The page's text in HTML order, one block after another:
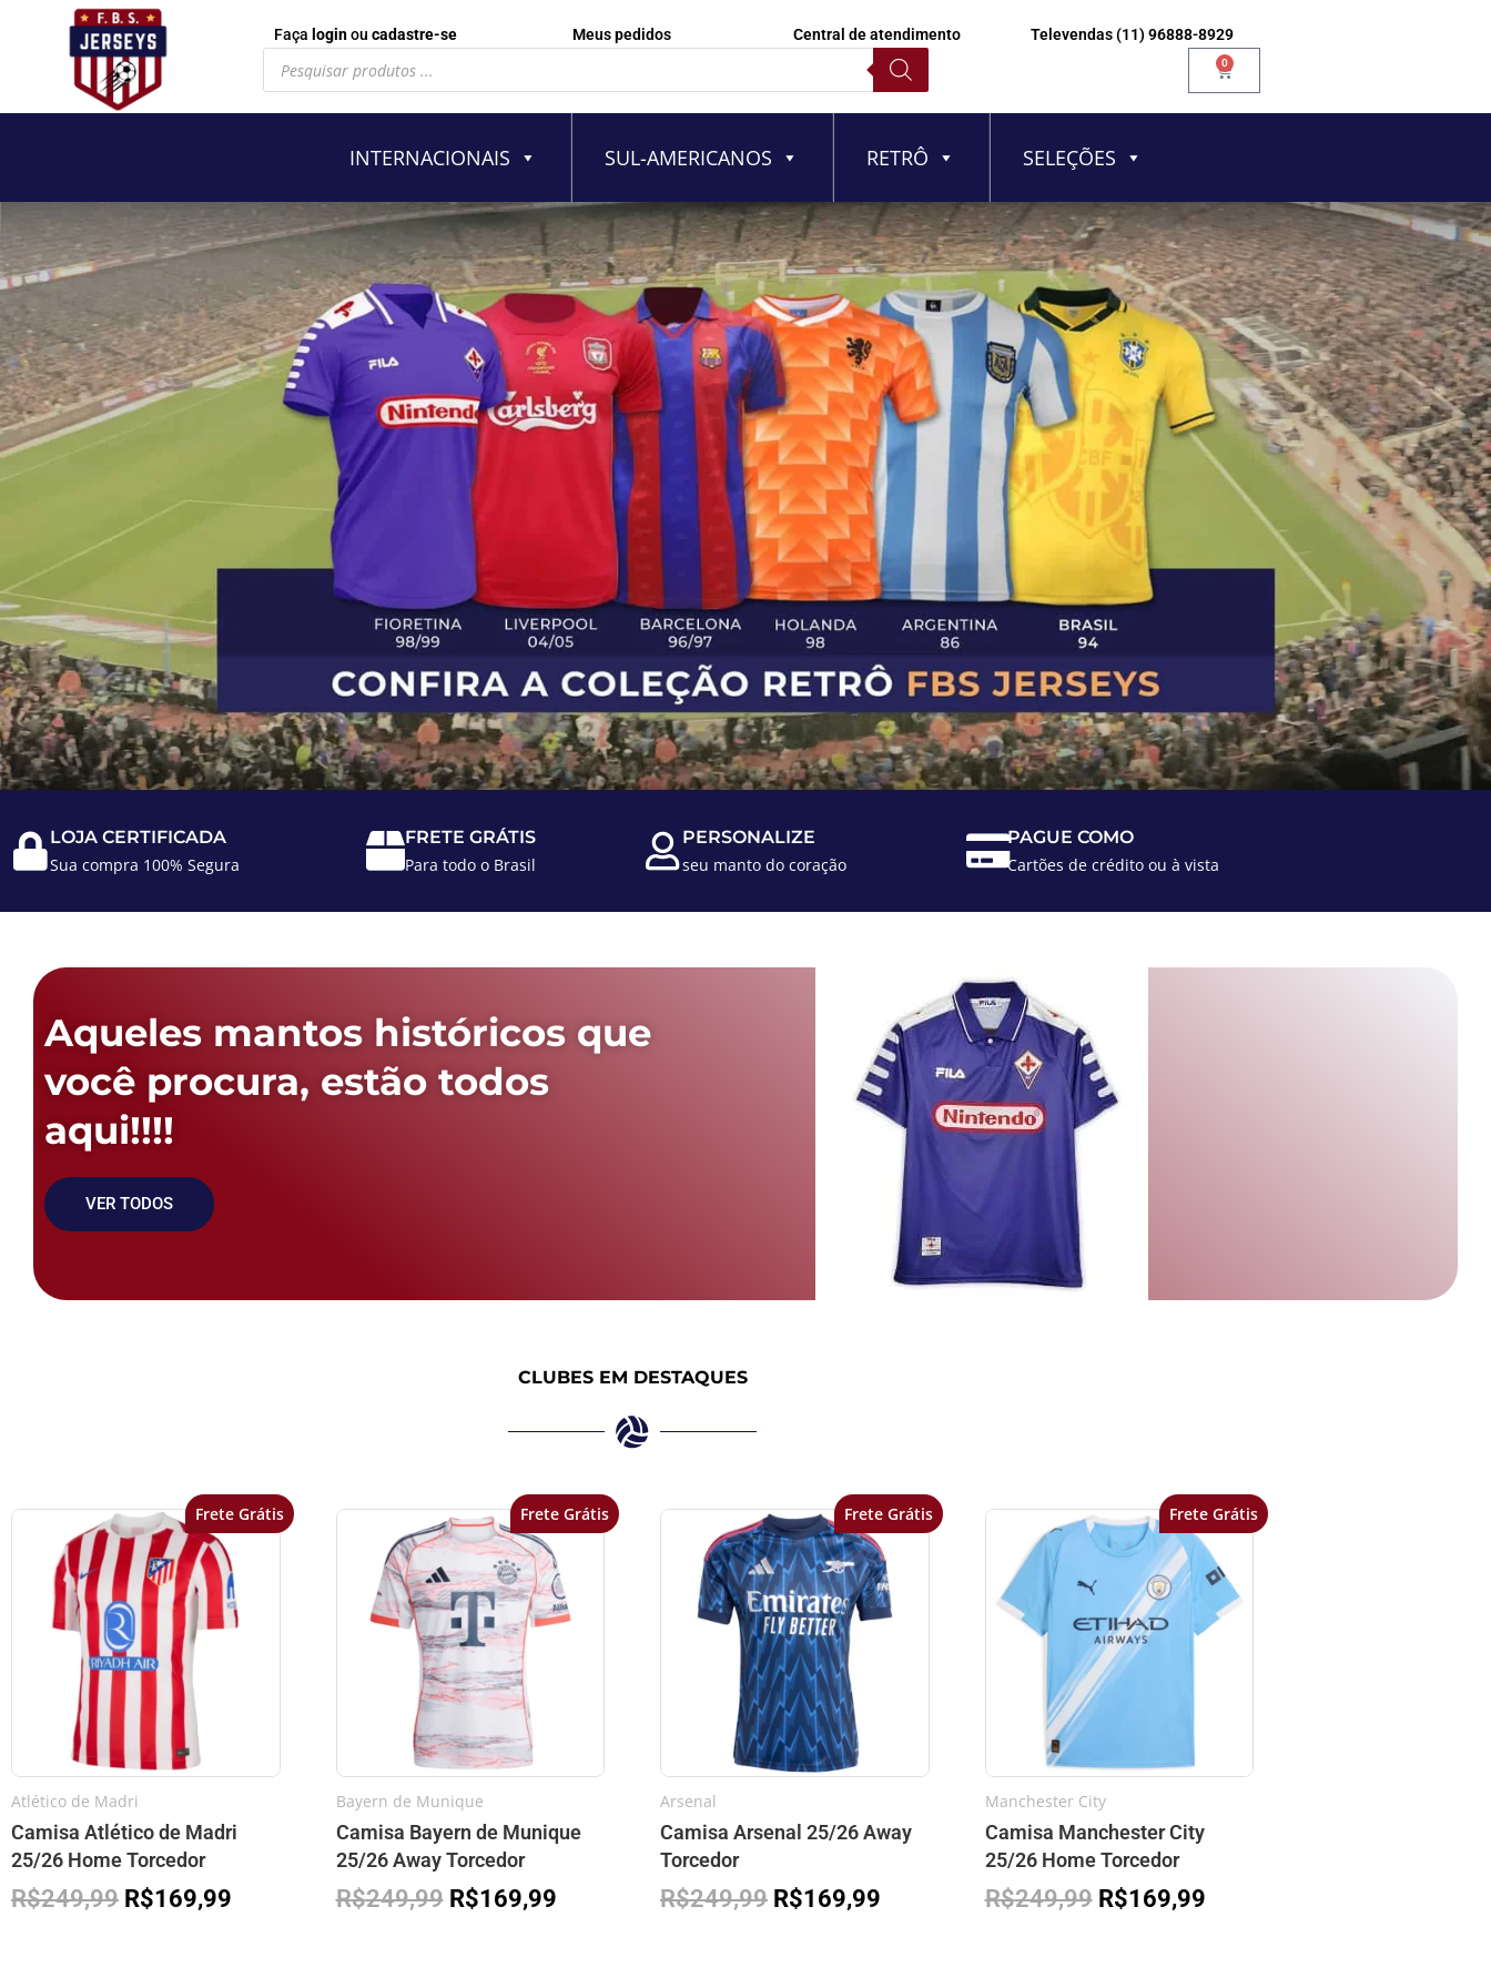
Faça loginoucadastre-se Meus pedidos Central de atendimento Televendas (11) 96888-8929
Pesquisar
produtos 0
Carrinho
INTERNACIONAIS SUL-AMERICANOS RETRÔ SELEÇÕES
LOJA CERTIFICADA
Sua compra 100% Segura
FRETE GRÁTIS
Para todo o Brasil
PERSONALIZE
seu manto do coração
PAGUE COMO
Cartões de crédito ou à vista
Aqueles mantos históricos que
você procura, estão todos
aqui!!!!
VER TODOS
CLUBES EM DESTAQUES
Frete Grátis
Atlético de Madri
Camisa Atlético de Madri
25/26 Home Torcedor
R$249,99
O
preço
original
era:
R$249,99.
R$169,99
O
atual
é:
Frete Grátis
Bayern de Munique
Camisa Bayern de Munique
25/26 Away Torcedor
R$249,99
O
preço
original
era:
R$249,99.
R$169,99
O
preço
atual
é:
Frete Grátis
Arsenal
Camisa Arsenal 25/26 Away
Torcedor
R$249,99
O
preço
original
era:
R$249,99.
R$169,99
O
preço
atual
é:
Frete Grátis
Manchester City
Camisa Manchester City
25/26 Home Torcedor
R$249,99
O
preço
original
era:
R$249,99.
R$169,99
O
preço
atual
é: